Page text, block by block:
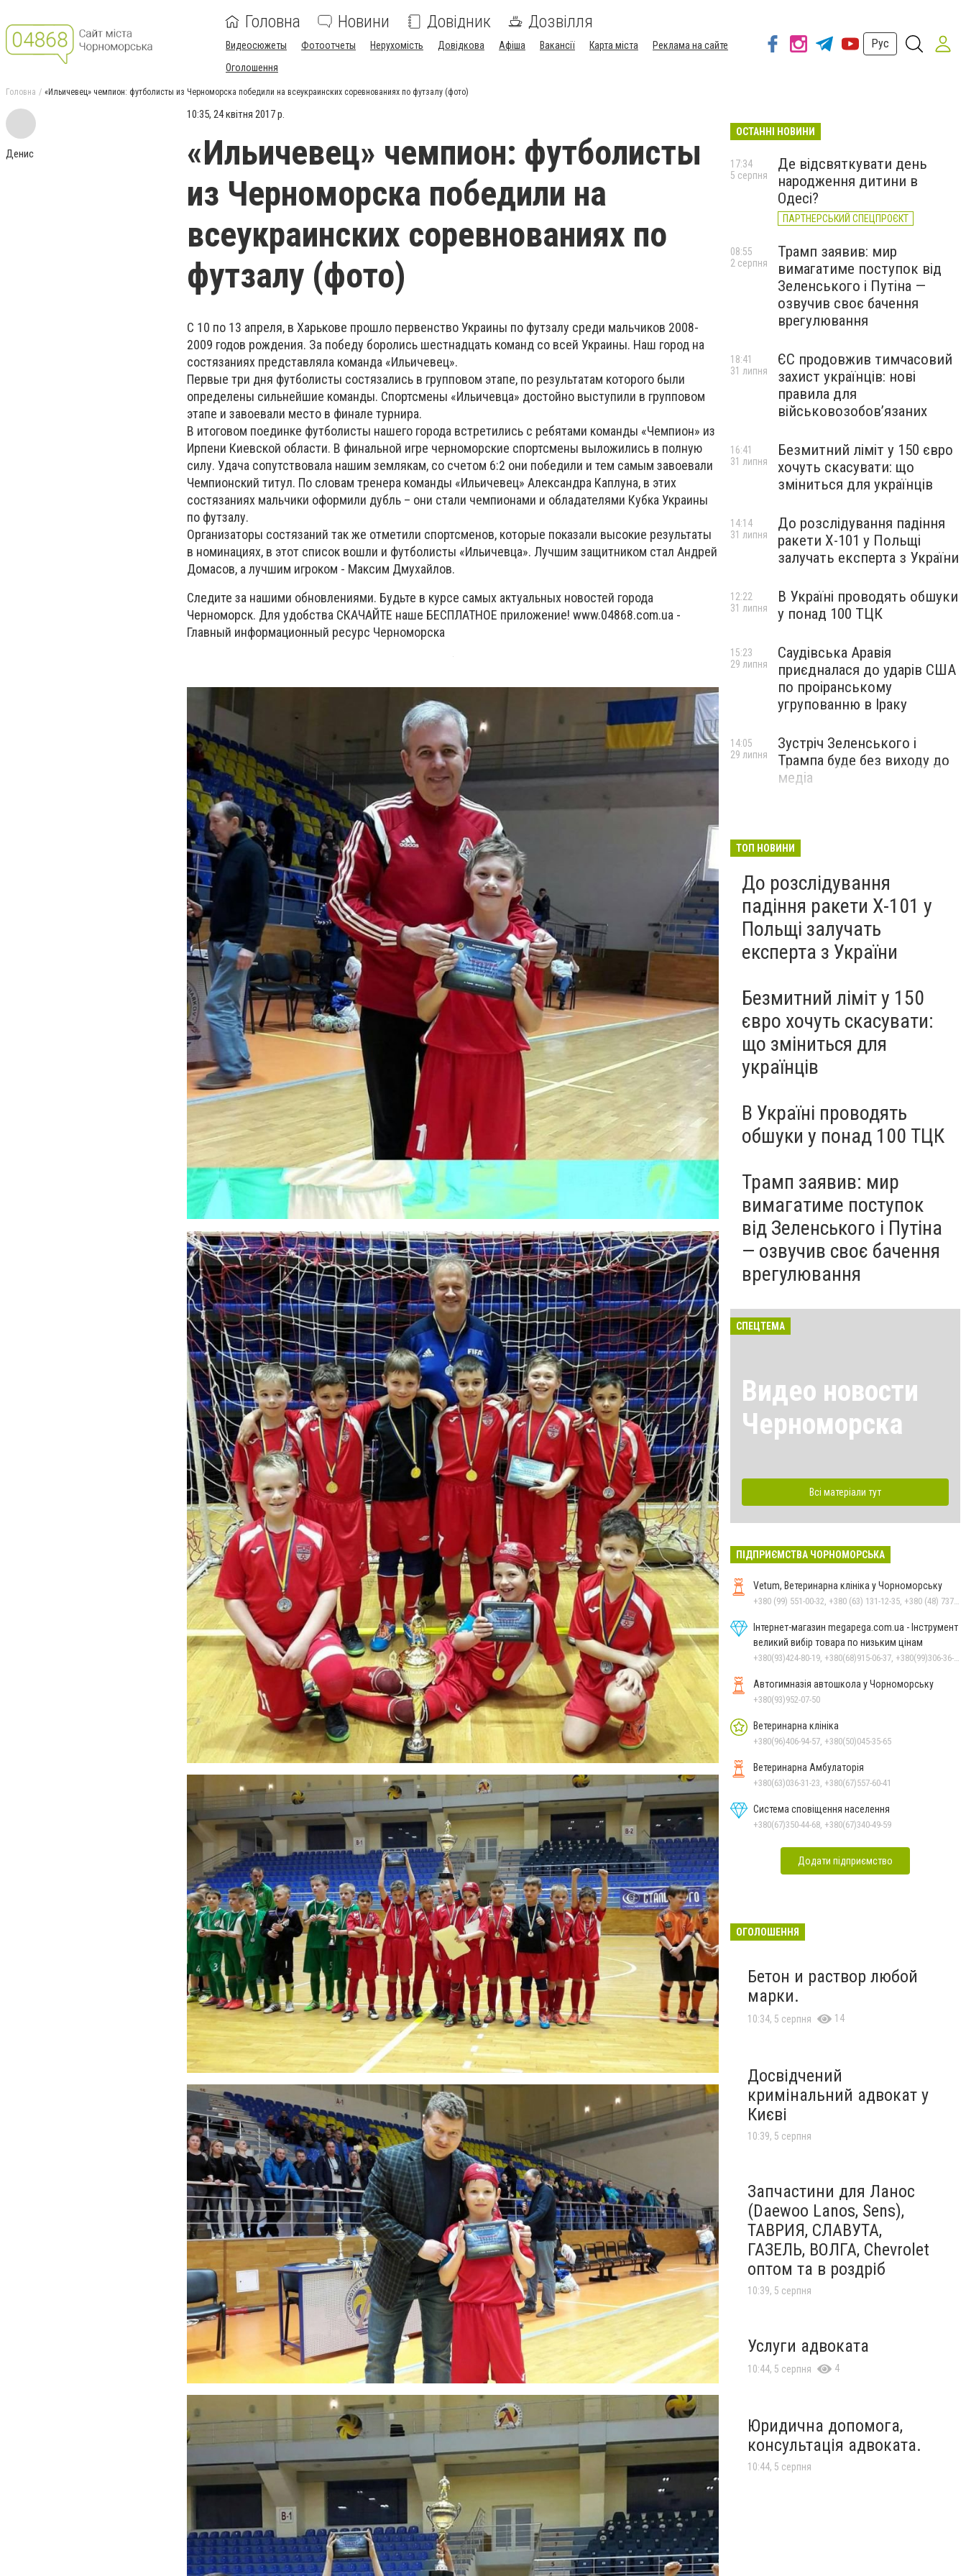
Головна Новини Довідник Дозвілля
Видеосюжеты Фотоотчеты Нерухомість Довідкова Афіша Вакансії Карта міста
Реклама на сайте
Оголошення
Рус
Головна «Ильичевец» чемпион: футболисты из Черноморска победили на всеукраинских соревнованиях по футзалу (фото)
Денис
10:35, 24 квітня 2017 р.
«Ильичевец» чемпион: футболисты
из Черноморска победили на
всеукраинских соревнованиях по
футзалу (фото)
С 10 по 13 апреля, в Харькове прошло первенство Украины по футзалу среди мальчиков 2008-
2009 годов рождения. За победу боролись шестнадцать команд со всей Украины. Наш город на
состязаниях представляла команда «Ильичевец».
Первые три дня футболисты состязались в групповом этапе, по результатам которого были
определены сильнейшие команды. Спортсмены «Ильичевца» достойно выступили в групповом
этапе и завоевали место в финале турнира.
В итоговом поединке футболисты нашего города встретились с ребятами команды «Чемпион» из
Ирпени Киевской области. В финальной игре черноморские спортсмены выложились в полную
силу. Удача сопутствовала нашим землякам, со счетом 6:2 они победили и тем самым завоевали
Чемпионский титул. По словам тренера команды «Ильичевец» Александра Каплуна, в этих
состязаниях мальчики оформили дубль – они стали чемпионами и обладателями Кубка Украины
по футзалу.
Организаторы состязаний так же отметили спортсменов, которые показали высокие результаты
в номинациях, в этот список вошли и футболисты «Ильичевца». Лучшим защитником стал Андрей
Домасов, а лучшим игроком - Максим Дмухайлов.
Следите за нашими обновлениями. Будьте в курсе самых актуальных новостей города
Черноморск. Для удобства СКАЧАЙТЕ наше БЕСПЛАТНОЕ приложение! www.04868.com.ua -
Главный информационный ресурс Черноморска
ОСТАННІ НОВИНИ
Де відсвяткувати день
народження дитини в
Одесі?
ПАРТНЕРСЬКИЙ СПЕЦПРОЄКТ
17:34
5 серпня
Трамп заявив: мир
вимагатиме поступок від
Зеленського і Путіна —
озвучив своє бачення
врегулювання
08:55
2 серпня
ЄС продовжив тимчасовий
захист українців: нові
правила для
військовозобов’язаних
18:41
31 липня
Безмитний ліміт у 150 євро
хочуть скасувати: що
зміниться для українців
16:41
31 липня
До розслідування падіння
ракети Х-101 у Польщі
залучать експерта з України
14:14
31 липня
В Україні проводять обшуки
у понад 100 ТЦК
12:22
31 липня
Саудівська Аравія
приєдналася до ударів США
по проіранському
угрупованню в Іраку
15:23
29 липня
Зустріч Зеленського і
Трампа буде без виходу до
медіа
14:05
29 липня
ТОП НОВИНИ
До розслідування
падіння ракети Х-101 у
Польщі залучать
експерта з України
Безмитний ліміт у 150
євро хочуть скасувати:
що зміниться для
українців
В Україні проводять
обшуки у понад 100 ТЦК
Трамп заявив: мир
вимагатиме поступок
від Зеленського і Путіна
— озвучив своє бачення
врегулювання
СПЕЦТЕМА
Видео новости
Черноморска
Всі матеріали тут
ПІДПРИЄМСТВА ЧОРНОМОРСЬКА
Vetum, Ветеринарна клініка у Чорноморську
Інтернет-магазин megapega.com.ua - Інструмент
великий вибір товара по низьким цінам
Автогимназія автошкола у Чорноморську
+380(93)952-07-50
Ветеринарна клініка
+380(96)406-94-57, +380(50)045-35-65
Ветеринарна Амбулаторія
+380(63)036-31-23, +380(67)557-60-41
Система сповіщення населення
+380(67)350-44-68, +380(67)340-49-59
Додати підприємство
ОГОЛОШЕННЯ
Бетон и раствор любой
марки.
10:34, 5 серпня 14
Досвідчений
кримінальний адвокат у
Києві
10:39, 5 серпня
Запчастини для Ланос
(Daewoo Lanos, Sens),
ТАВРИЯ, СЛАВУТА,
ГАЗЕЛЬ, ВОЛГА, Chevrolet
оптом та в роздріб
10:39, 5 серпня
Услуги адвоката
10:44, 5 серпня 4
Юридична допомога,
консультація адвоката.
10:44, 5 серпня